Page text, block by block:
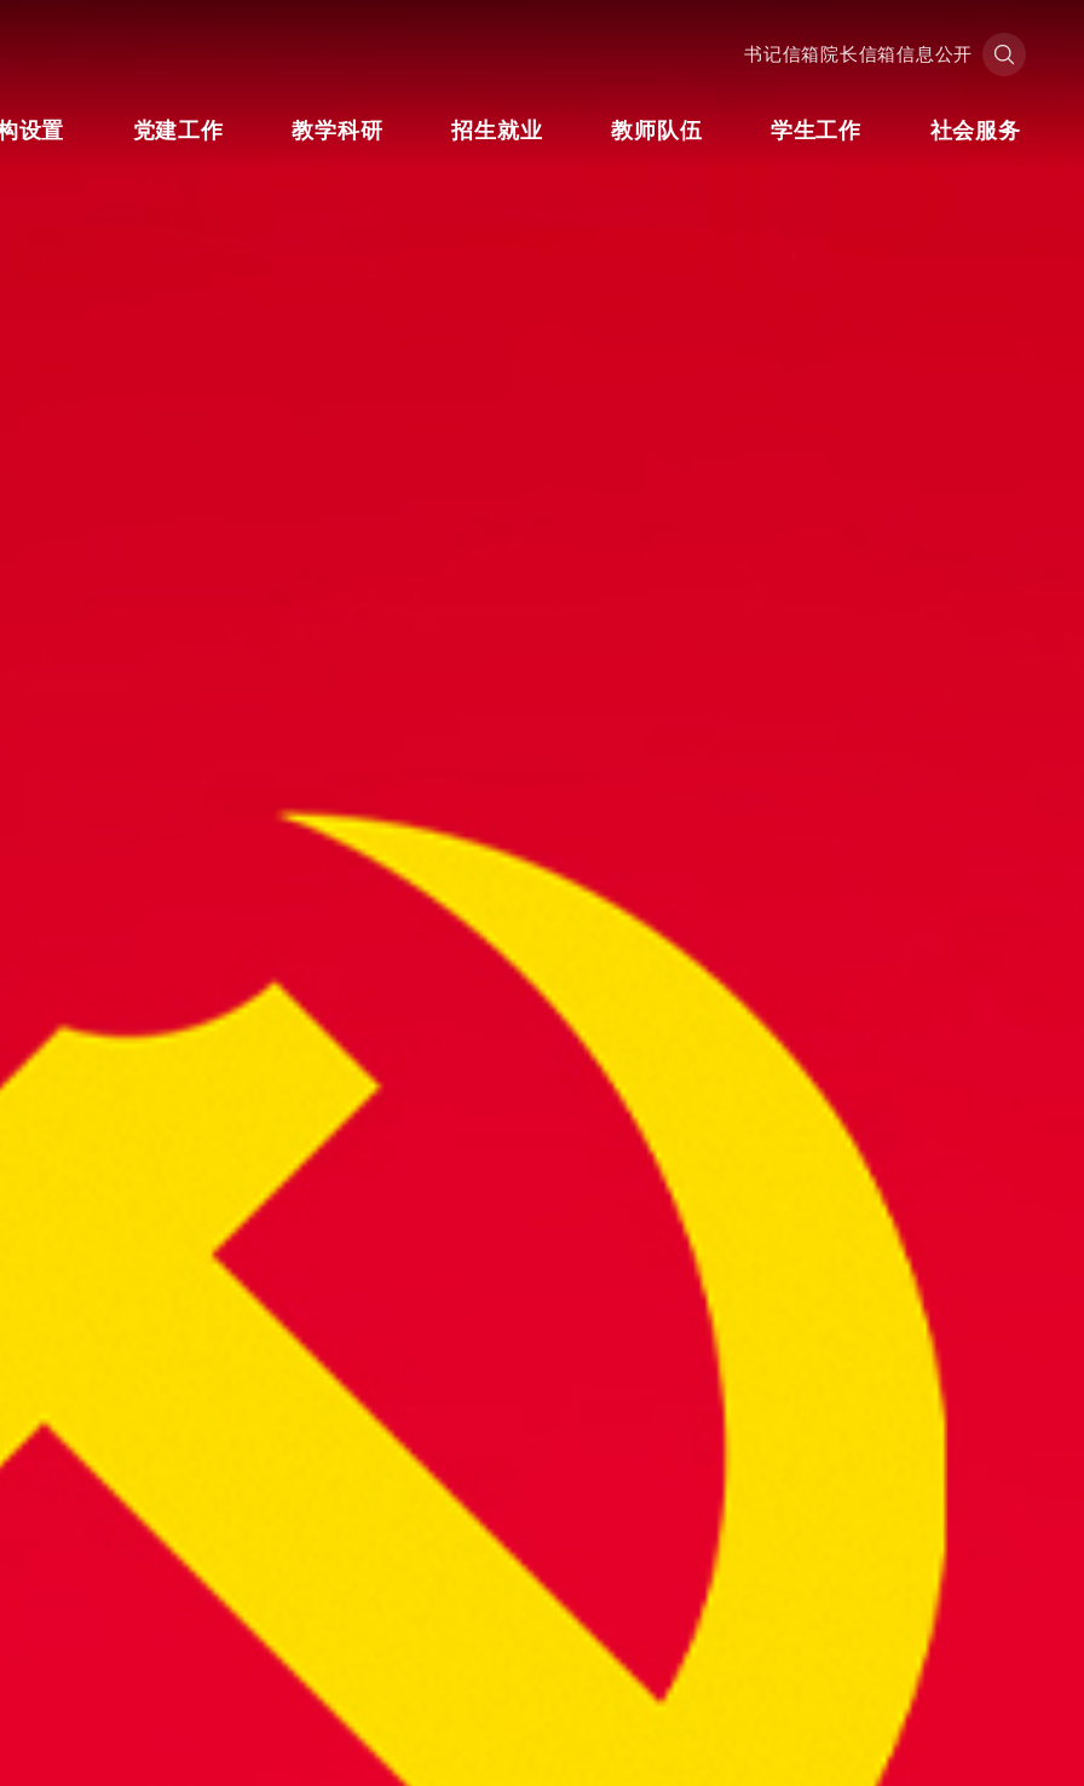
书记信箱院长信箱信息公开
设置 党建工作 教学科研 招生就业 教师队伍 学生工作 社会服务